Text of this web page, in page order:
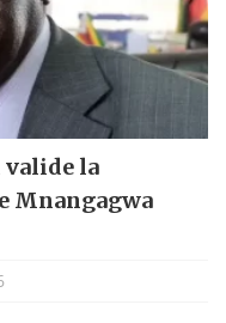
valide la
Mnangagwa